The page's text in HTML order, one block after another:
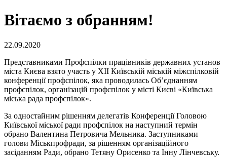
Вітаємо з обранням!
22.09.2020
Представниками Профспілки працівників державних установ
міста Києва взято участь у XІI Київській міській міжспілковій
конференції профспілок, яка проводилась Об’єднанням
профспілок, організацій профспілок у місті Києві «Київська
міська рада профспілок».
За одностайним рішенням делегатів Конференції Головою
Київської міської ради профспілок на наступний термін
обрано Валентина Петровича Мельника. Заступниками
голови Міськпрофради, за рішенням організаційного
засіданням Ради, обрано Тетяну Орисенко та Інну Лінчевську.